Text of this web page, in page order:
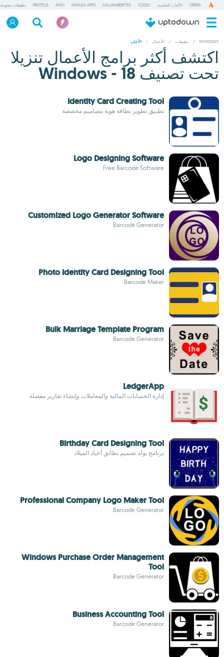
OPERA الألعاب التقليدية CODEX
MALWAREBYTES
MANGA APPS
ANKI
PROTEUS تطبيقات
WINDOWS
/ تطبيقات / الأعمال / الأعلى
اكتشف أكثر برامج الأعمال تنزيلا
تحت تصنيف Windows - 18
Identity Card Creating Tool
تطبيق تطوير بطاقة هوية بتصاميم مخصصة
Logo Designing Software
Free Barcode Software
Customized Logo Generator Software
Barcode Generator
Photo Identity Card Designing Tool
Barcode Maker
Bulk Marriage Template Program
Barcode Generator
LedgerApp
إدارة الحسابات المالية والمعاملات وإنشاء تقارير مفصلة
Birthday Card Designing Tool
برنامج يولد تصميم بطائق أعياد الميلاد
Professional Company Logo Maker Tool
Barcode Generator
Windows Purchase Order Management
Tool
Barcode Generator
Business Accounting Tool
Barcode Generator